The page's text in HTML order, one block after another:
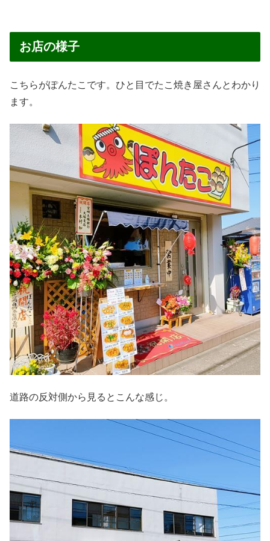
お店の様子
こちらがぽんたこです。ひと目でたこ焼き屋さんとわかり
ます。
道路の反対側から見るとこんな感じ。